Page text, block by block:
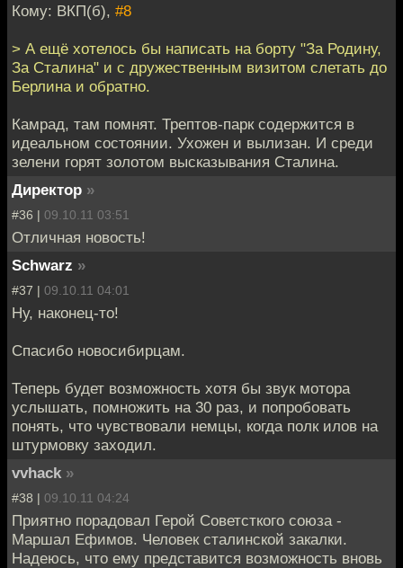
Кому: ВКП(б), #8
> А ещё хотелось бы написать на борту "За Родину,
За Сталина" и с дружественным визитом слетать до
Берлина и обратно.
Камрад, там помнят. Трептов-парк содержится в
идеальном состоянии. Ухожен и вылизан. И среди
зелени горят золотом высказывания Сталина.
Директор »
#36 | 09.10.11 03:51
Отличная новость!
Schwarz »
#37 | 09.10.11 04:01
Ну, наконец-то!
Спасибо новосибирцам.
Теперь будет возможность хотя бы звук мотора
услышать, помножить на 30 раз, и попробовать
понять, что чувствовали немцы, когда полк илов на
штурмовку заходил.
vvhack »
#38 | 09.10.11 04:24
Приятно порадовал Герой Советсткого союза -
Маршал Ефимов. Человек сталинской закалки.
Надеюсь, что ему представится возможность вновь